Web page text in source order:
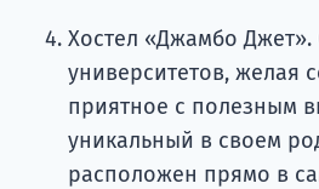
Хостел «Джамбо Джет».
университетов, желая
приятное с полезным
уникальный в своем
расположен прямо в